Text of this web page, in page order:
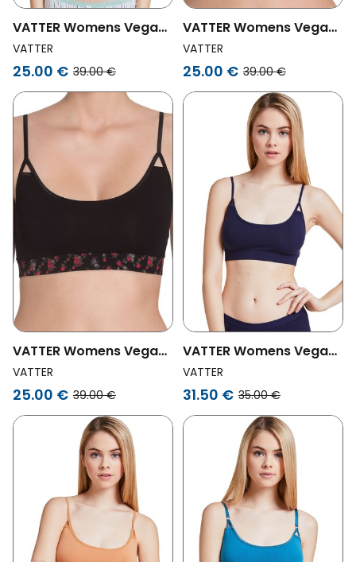
VATTER Womens Vegan
Bralette Paula Mint
Stripes
VATTER
25.00 € 39.00 €
VATTER Womens Vegan
Bralette Paula Large
Flowers
VATTER
25.00 € 39.00 €
VATTER Womens Vegan
Bralette Paula Small
Flowers
VATTER
25.00 € 39.00 €
VATTER Womens Vegan
Bralette Paula Navy
VATTER
31.50 € 35.00 €